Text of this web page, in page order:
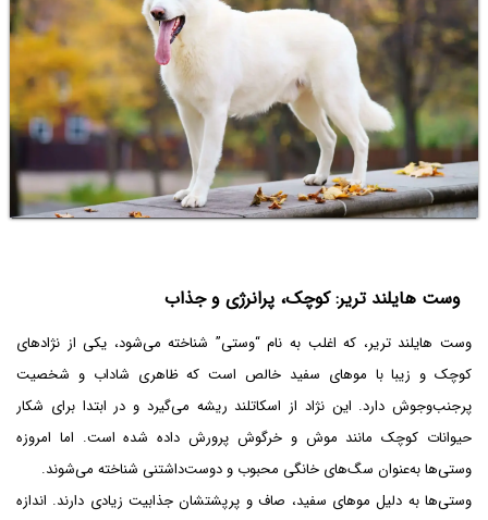
وست هایلند تریر: کوچک، پرانرژی و جذاب
وست هایلند تریر، که اغلب به نام “وستی” شناخته می‌شود، یکی از نژادهای
کوچک و زیبا با موهای سفید خالص است که ظاهری شاداب و شخصیت
پرجنب‌وجوش دارد. این نژاد از اسکاتلند ریشه می‌گیرد و در ابتدا برای شکار
حیوانات کوچک مانند موش و خرگوش پرورش داده شده است. اما امروزه
وستی‌ها به‌عنوان سگ‌های خانگی محبوب و دوست‌داشتنی شناخته می‌شوند.
وستی‌ها به دلیل موهای سفید، صاف و پرپشتشان جذابیت زیادی دارند. اندازه